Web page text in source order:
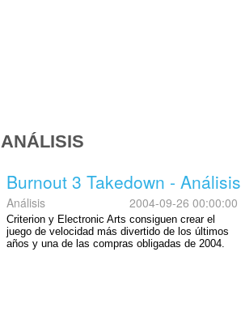
ANÁLISIS
Burnout 3 Takedown - Análisis
Análisis 2004-09-26 00:00:00
Criterion y Electronic Arts consiguen crear el
juego de velocidad más divertido de los últimos
años y una de las compras obligadas de 2004.